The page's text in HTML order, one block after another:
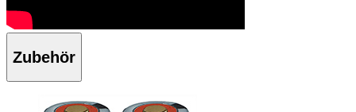
Zubehör